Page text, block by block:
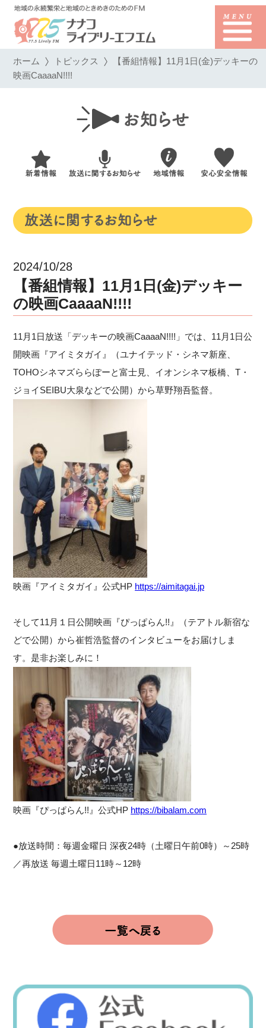
ホーム トピックス 【番組情報】11月1日(金)デッキーの
映画CaaaaN!!!!
2024/10/28
【番組情報】11月1日(金)デッキー
の映画CaaaaN!!!!
11月1日放送「デッキーの映画CaaaaN!!!!」では、11月1日公
開映画『アイミタガイ』（ユナイテッド・シネマ新座、
TOHOシネマズららぽーと富士見、イオンシネマ板橋、T・
ジョイSEIBU大泉などで公開）から草野翔吾監督。
映画『アイミタガイ』公式HP https://aimitagai.jp
そして11月１日公開映画『ぴっぱらん!!』（テアトル新宿な
どで公開）から崔哲浩監督のインタビューをお届けしま
す。是非お楽しみに！
映画『ぴっぱらん!!』公式HP https://bibalam.com
●放送時間：毎週金曜日 深夜24時（土曜日午前0時）～25時
／再放送 毎週土曜日11時～12時